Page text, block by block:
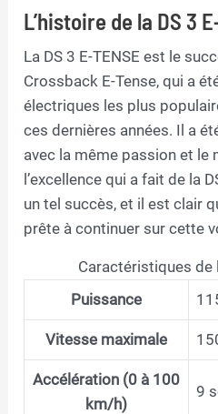
L’histoire de la DS 3
La DS 3 E-TENSE est le
Crossback E-Tense, qui a
électriques les plus
ces dernières années. Il a
avec la même passion et le
l’excellence qui a fait de la
un tel succès, et il est clair
prête à continuer sur cette
Caractéristiques de
Puissance
Vitesse maximale
Accélération (0 à 100
km/h)
9